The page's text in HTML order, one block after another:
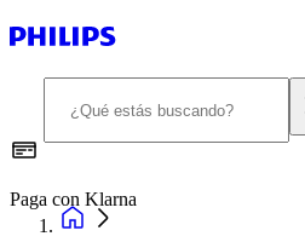
Paga con Klarna